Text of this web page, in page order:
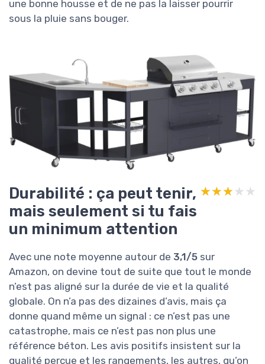
une bonne housse et de ne pas la laisser pourrir
sous la pluie sans bouger.
Durabilité : ça peut tenir,
mais seulement si tu fais
un minimum attention
★★★★★
★★★★★
Avec une note moyenne autour de 3,1/5 sur
Amazon, on devine tout de suite que tout le monde
n’est pas aligné sur la durée de vie et la qualité
globale. On n’a pas des dizaines d’avis, mais ça
donne quand même un signal : ce n’est pas une
catastrophe, mais ce n’est pas non plus une
référence béton. Les avis positifs insistent sur la
qualité perçue et les rangements, les autres, qu’on